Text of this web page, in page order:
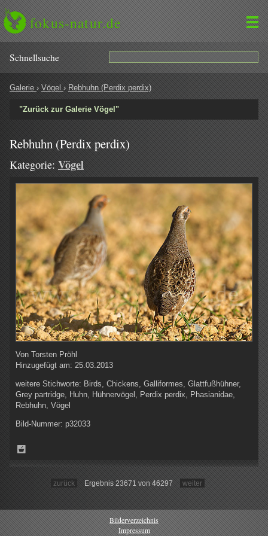
fokus-natur.de
Schnell­suche
Galerie › Vögel › Rebhuhn (Perdix perdix)
"Zurück zur Galerie Vögel"
Rebhuhn (Perdix perdix)
Kategorie: Vögel
Von Torsten Pröhl
Hinzugefügt am: 25.03.2013
weitere Stichworte: Birds, Chickens, Galliformes, Glattfußhühner,
Grey partridge, Huhn, Hühnervögel, Perdix perdix, Phasianidae,
Rebhuhn, Vögel
Bild-Nummer: p32033
zurück Ergebnis 23671 von 46297 weiter
Bilderverzeichnis
Impressum